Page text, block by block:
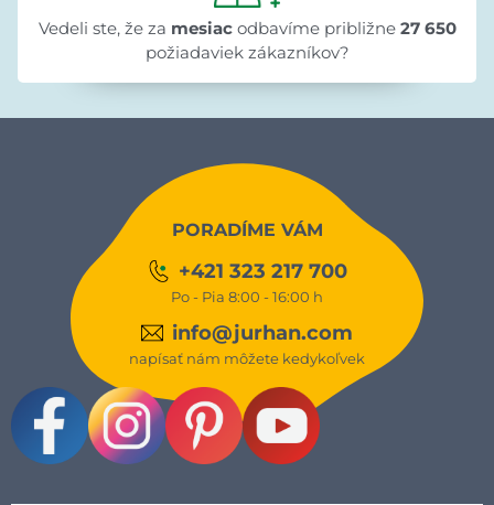
Vedeli ste, že za mesiac odbavíme približne27 650
požiadaviek zákazníkov?
PORADÍME VÁM
+421 323 217 700
Po - Pia 8:00 - 16:00 h
info@jurhan.com
napísať nám môžete kedykoľvek